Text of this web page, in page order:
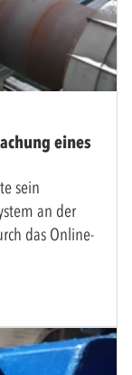
eines
sein
an der
das Online-